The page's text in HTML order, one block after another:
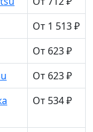
От 1 513 ₽
От 623 ₽
От 623 ₽
От 534 ₽